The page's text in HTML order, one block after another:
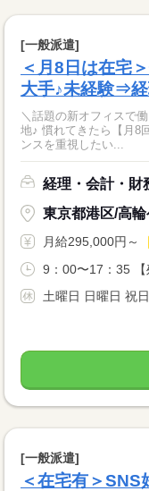
[一般派遣]
＜月8日は在宅
大手♪未経験⇒
＼話題の新オフィスで働く★／ 高輪ゲートウェイの
地♪ 慣れてきたら【月8回まで在宅勤務】もOK！ ワークライフバラ
ンスを重視したい...
経理・会計・財
東京都港区/高輪
月給295,000円～
9：00〜17：35
土曜日 日曜日 祝日
[一般派遣]
＜在宅有＞